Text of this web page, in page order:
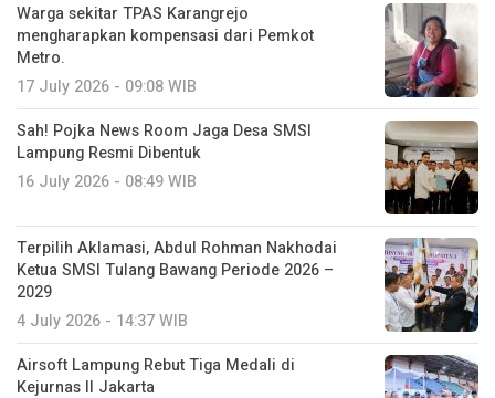
Warga sekitar TPAS Karangrejo
mengharapkan kompensasi dari Pemkot
Metro.
17 July 2026 - 09:08 WIB
Sah! Pojka News Room Jaga Desa SMSI
Lampung Resmi Dibentuk
16 July 2026 - 08:49 WIB
Terpilih Aklamasi, Abdul Rohman Nakhodai
Ketua SMSI Tulang Bawang Periode 2026 –
2029
4 July 2026 - 14:37 WIB
Airsoft Lampung Rebut Tiga Medali di
Kejurnas II Jakarta